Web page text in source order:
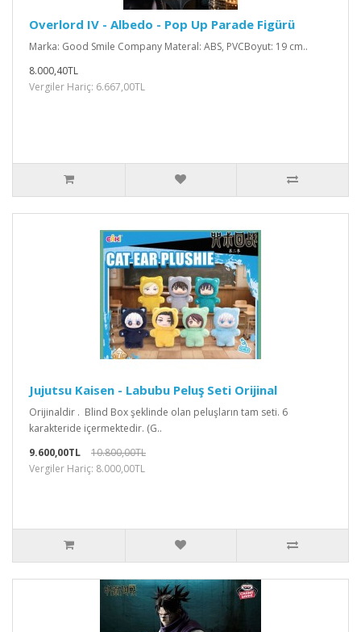
Overlord IV - Albedo - Pop Up Parade Figürü
Marka: Good Smile Company Materal: ABS, PVCBoyut: 19 cm..
8.000,40TL
Vergiler Hariç: 6.667,00TL
Jujutsu Kaisen - Labubu Peluş Seti Orijinal
Orijinaldir . Blind Box şeklinde olan peluşların tam seti. 6
karakteride içermektedir. (G..
9.600,00TL
10.800,00TL
Vergiler Hariç: 8.000,00TL